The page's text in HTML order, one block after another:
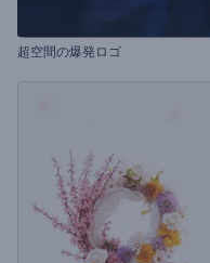
超空間の爆発ロゴ